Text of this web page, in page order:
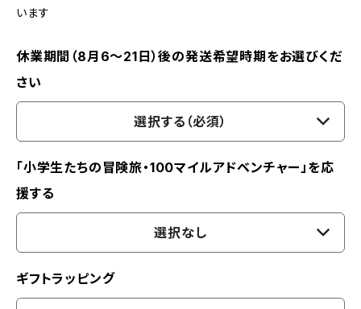
います
休業期間（8月6〜21日）後の発送希望時期をお選びくだ
さい
選択する（必須）
「小学生たちの冒険旅・100マイルアドベンチャー」を応
援する
選択なし
ギフトラッピング